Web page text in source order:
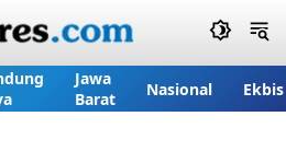
Jawa
Barat
Nasional Ekbis